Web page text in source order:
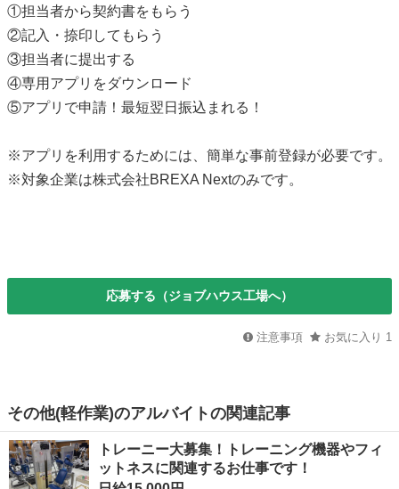
①担当者から契約書をもらう
②記入・捺印してもらう
③担当者に提出する
④専用アプリをダウンロード
⑤アプリで申請！最短翌日振込まれる！
※アプリを利用するためには、簡単な事前登録が必要です。
※対象企業は株式会社BREXA Nextのみです。
応募する（ジョブハウス工場へ）
注意事項 お気に入り 1
その他(軽作業)のアルバイトの関連記事
トレーニー大募集！トレーニング機器やフィ
ットネスに関連するお仕事です！